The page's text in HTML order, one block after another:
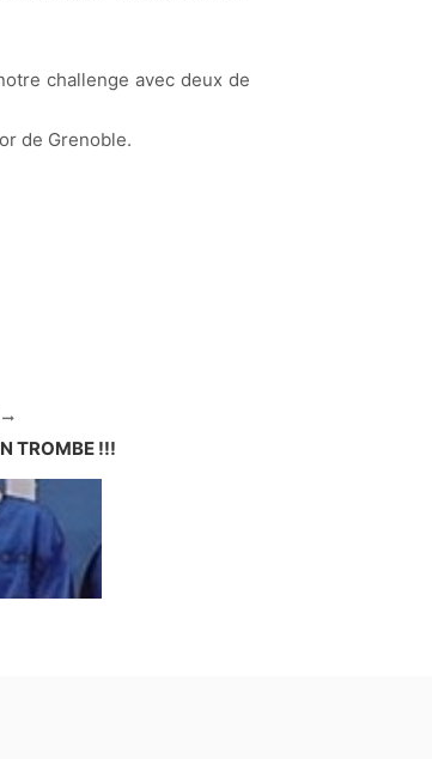
challenge avec deux de
de Grenoble.
TROMBE !!!